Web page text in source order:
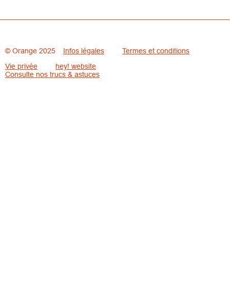
© Orange 2025 Infos légales
Termes et conditions
Vie privée
hey! website
Consulte nos trucs & astuces